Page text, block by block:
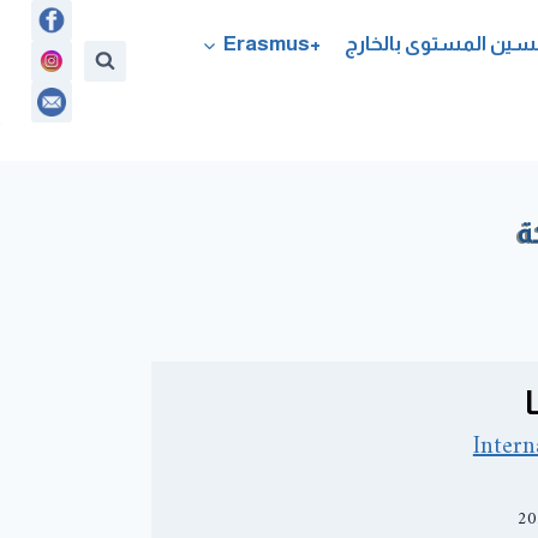
المستوى بالخارج +Erasmus